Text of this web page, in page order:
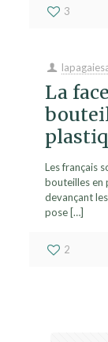
3
La
Les français
bouteilles en
devançant
pose […]
2